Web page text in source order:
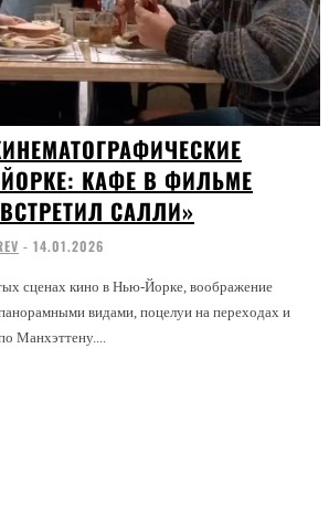
КАФЕ В ФИЛЬМЕ
САЛЛИ»
- 14.01.2026
сценах кино в Нью-Йорке, воображение
видами, поцелуи на переходах и
Манхэттену....